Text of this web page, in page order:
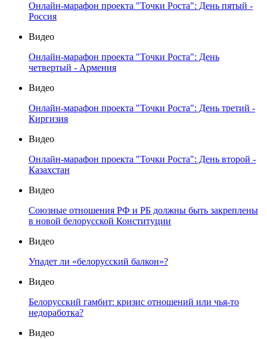
Онлайн-марафон проекта "Точки Роста": День пятый -
Россия
Видео
Онлайн-марафон проекта "Точки Роста": День
четвертый - Армения
Видео
Онлайн-марафон проекта "Точки Роста": День третий -
Киргизия
Видео
Онлайн-марафон проекта "Точки Роста": День второй -
Казахстан
Видео
Союзные отношения РФ и РБ должны быть закреплены
в новой белорусской Конституции
Видео
Упадет ли «белорусский балкон»?
Видео
Белорусский гамбит: кризис отношений или чья-то
недоработка?
Видео